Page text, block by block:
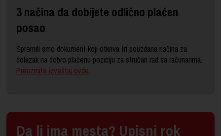
3 načina da dobijete odlično plaćen
posao
Spremili smo dokument koji otkriva tri pouzdana načina za
dolazak na dobro plaćenu poziciju za stručan rad sa računarima.
Preuzmite izveštaj ovde.
Da li ima mesta? Upisni rok